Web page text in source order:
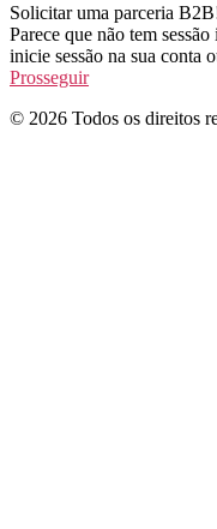
Solicitar uma parceria
Parece que não tem
inicie sessão na sua conta
Prosseguir
© 2026 Todos os direitos